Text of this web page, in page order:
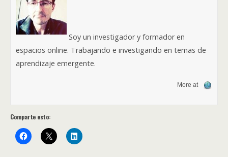
Soy un investigador y formador en
espacios online. Trabajando e investigando en temas de
aprendizaje emergente.
More at
Comparte esto: